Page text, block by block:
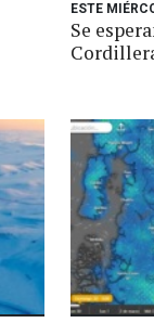
ESTE
Se